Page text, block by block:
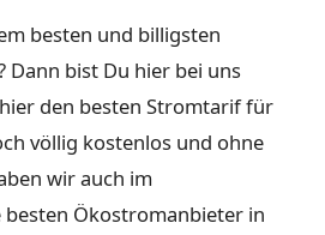
besten und billigsten
Dann bist Du hier bei uns
den besten Stromtarif für
völlig kostenlos und ohne
wir auch im
Ökostromanbieter in